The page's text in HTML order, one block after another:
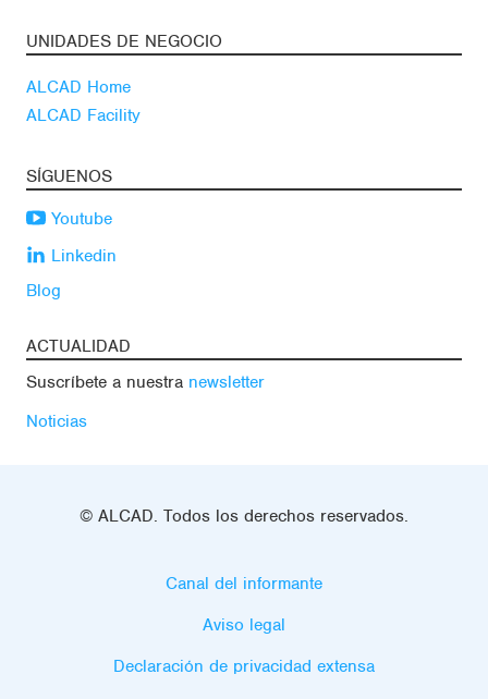
UNIDADES DE NEGOCIO
ALCAD Home
ALCAD Facility
SÍGUENOS
Youtube
Linkedin
Blog
ACTUALIDAD
Suscríbete a nuestra newsletter
Noticias
© ALCAD. Todos los derechos reservados.
Canal del informante
Aviso legal
Declaración de privacidad extensa